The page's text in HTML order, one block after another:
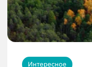
Интересное